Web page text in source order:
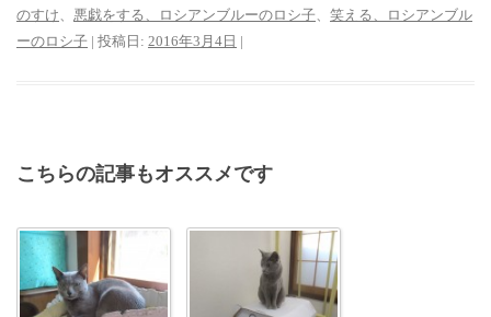
のすけ、 悪戯をする、ロシアンブルーのロシ子、 笑える、ロシアンブル
ーのロシ子 | 投稿日: 2016年3月4日 |
こちらの記事もオススメです